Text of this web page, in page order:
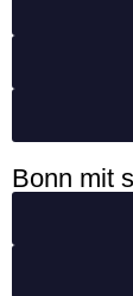
Bonn mit